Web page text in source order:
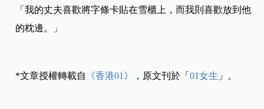
「我的丈夫喜歡將字條卡貼在雪櫃上，而我則喜歡放到他
的枕邊。」
*文章授權轉載自 《香港01》 ，原文刊於「01女生 」。